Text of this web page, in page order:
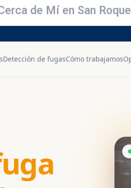
de Mí en San Roque